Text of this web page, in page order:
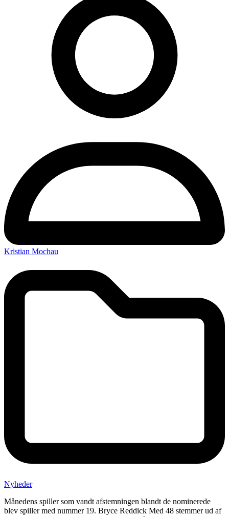
Kristian Mochau
Nyheder
Månedens spiller som vandt afstemningen blandt de nominerede
blev spiller med nummer 19. Bryce Reddick Med 48 stemmer ud af